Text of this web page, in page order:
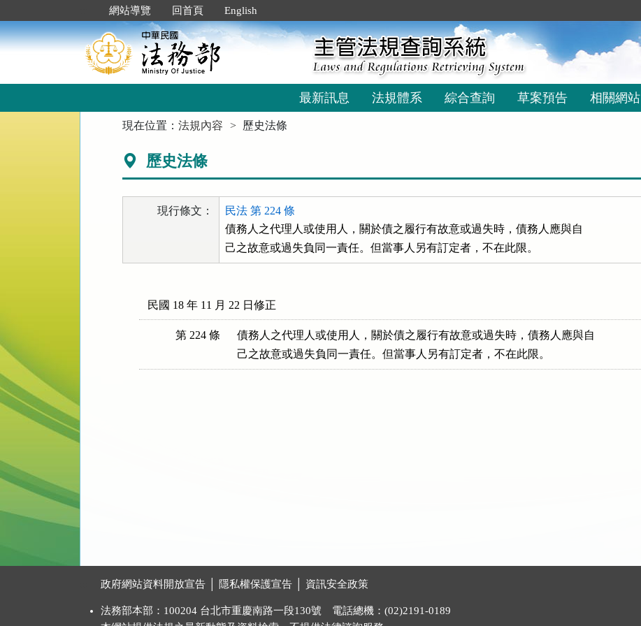
到
主
要
網站導覽 回首頁 English
最新訊息 法規體系 綜合查詢 草案預告 相關網站
現在位置：法規內容 歷史法條
歷史法條
現行條文：
民法 第 224 條
債務人之代理人或使用人，關於債之履行有故意或過失時，債務人應與自
己之故意或過失負同一責任。但當事人另有訂定者，不在此限。
民國 18 年 11 月 22 日修正
第 224 條
債務人之代理人或使用人，關於債之履行有故意或過失時，債務人應與自
己之故意或過失負同一責任。但當事人另有訂定者，不在此限。
政府網站資料開放宣告 隱私權保護宣告 資訊安全政策
法務部本部：100204 台北市重慶南路一段130號 電話總機：(02)2191-0189